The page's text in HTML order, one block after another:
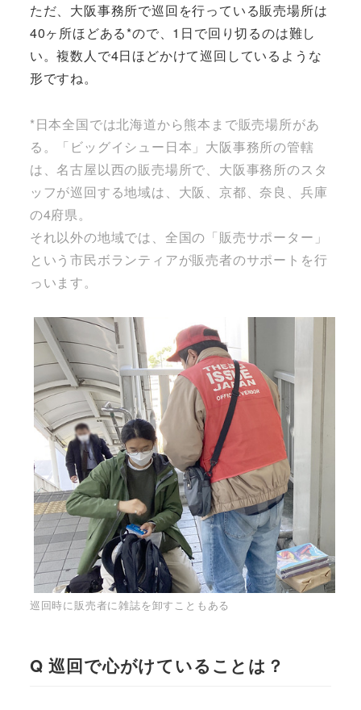
ただ、大阪事務所で巡回を行っている販売場所は
40ヶ所ほどある*ので、1日で回り切るのは難し
い。複数人で4日ほどかけて巡回しているような
形ですね。
*日本全国では北海道から熊本まで販売場所があ
る。「ビッグイシュー日本」大阪事務所の管轄
は、名古屋以西の販売場所で、大阪事務所のスタ
ッフが巡回する地域は、大阪、京都、奈良、兵庫
の4府県。
それ以外の地域では、全国の「販売サポーター」
という市民ボランティアが販売者のサポートを行
っいます。
巡回時に販売者に雑誌を卸すこともある
Q 巡回で心がけていることは？